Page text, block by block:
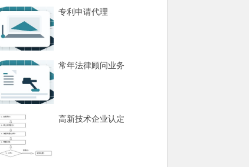
专利申请代理
常年法律顾问业务
高新技术企业认定